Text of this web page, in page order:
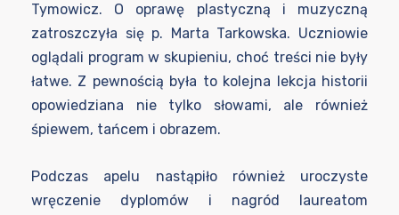
Tymowicz. O oprawę plastyczną i muzyczną
zatroszczyła się p. Marta Tarkowska. Uczniowie
oglądali program w skupieniu, choć treści nie były
łatwe. Z pewnością była to kolejna lekcja historii
opowiedziana nie tylko słowami, ale również
śpiewem, tańcem i obrazem.
Podczas apelu nastąpiło również uroczyste
wręczenie dyplomów i nagród laureatom